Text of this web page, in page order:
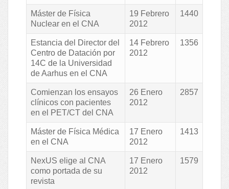
Máster de Física
Nuclear en el CNA
19 Febrero
2012
1440
Estancia del Director del
Centro de Datación por
14C de la Universidad
de Aarhus en el CNA
14 Febrero
2012
1356
Comienzan los ensayos
clínicos con pacientes
en el PET/CT del CNA
26 Enero
2012
2857
Máster de Física Médica
en el CNA
17 Enero
2012
1413
NexUS elige al CNA
como portada de su
revista
17 Enero
2012
1579